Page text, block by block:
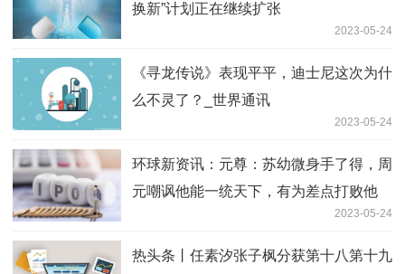
换新”计划正在继续扩张
2023-05-24
《寻龙传说》表现平平，迪士尼这次为什
么不灵了？_世界通讯
2023-05-24
环球新资讯：元尊：苏幼微身手了得，周
元嘲讽他能一统天下，有为差点打败他
2023-05-24
热头条丨任素汐张子枫分获第十八第十九